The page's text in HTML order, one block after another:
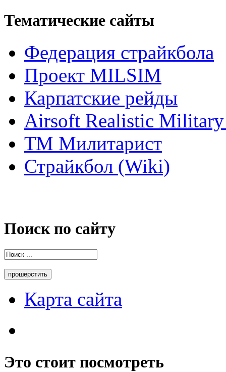
Тематические сайты
Федерация страйкбола
Проект MILSIM
Карпатские рейды
Airsoft Realistic
ТМ Милитарист
Страйкбол (Wiki)
Поиск по сайту
Карта сайта
Это стоит посмотреть